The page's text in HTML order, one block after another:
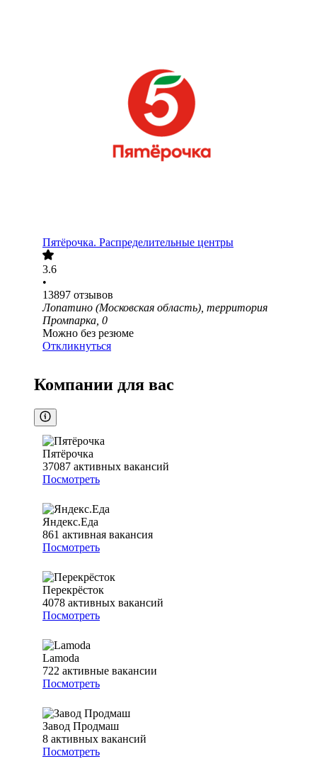
Пятёрочка. Распределительные центры
3.6
•
13897 отзывов
Лопатино (Московская область), территория
Промпарка, 0
Можно без резюме
Откликнуться
Компании для вас
Пятёрочка
37087 активных вакансий
Посмотреть
Яндекс.Еда
861 активная вакансия
Посмотреть
Перекрёсток
4078 активных вакансий
Посмотреть
Lamoda
722 активные вакансии
Посмотреть
Завод Продмаш
8 активных вакансий
Посмотреть